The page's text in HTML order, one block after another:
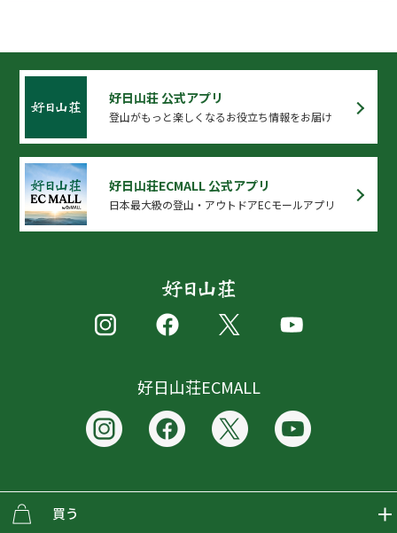
好日山荘 公式アプリ
登山がもっと楽しくなるお役立ち情報をお届け
好日山荘ECMALL 公式アプリ
日本最大級の登山・アウトドアECモールアプリ
好日山荘ECMALL
買う